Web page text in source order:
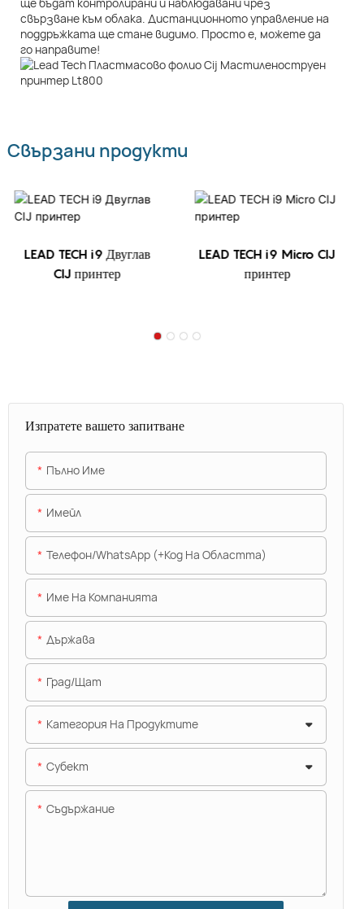
ще бъдат контролирани и наблюдавани чрез
свързване към облака. Дистанционното управление на
поддръжката ще стане видимо. Просто е, можете да
го направите!
Свързани продукти
LEAD TECH i9 Двуглав
CIJ принтер
LEAD TECH i9 Micro CIJ
принтер
Изпратете вашето запитване
Пълно Име
Имейл
Телефон/WhatsApp (+Код На Областта)
Име На Компанията
Държава
Град/щат
Категория На Продуктите
Субект
Съдържание